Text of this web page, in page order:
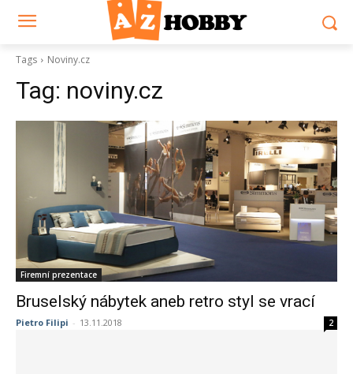
Tags Noviny.cz
Tag: noviny.cz
Firemní prezentace
Bruselský nábytek aneb retro styl se vrací
Pietro Filipi - 13.11.2018 2